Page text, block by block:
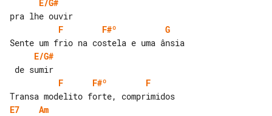
E/G#
F
F#º
G
E/G#
F
F#º
F
E7
Am